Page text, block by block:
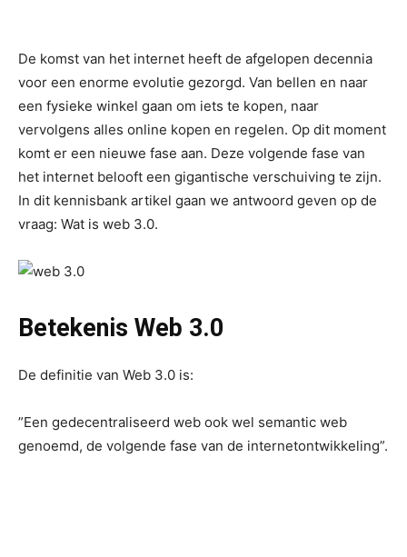
De komst van het internet heeft de afgelopen decennia
voor een enorme evolutie gezorgd. Van bellen en naar
een fysieke winkel gaan om iets te kopen, naar
vervolgens alles online kopen en regelen. Op dit moment
komt er een nieuwe fase aan. Deze volgende fase van
het internet belooft een gigantische verschuiving te zijn.
In dit kennisbank artikel gaan we antwoord geven op de
vraag: Wat is web 3.0.
Betekenis Web 3.0
De definitie van Web 3.0 is:
”Een gedecentraliseerd web ook wel semantic web
genoemd, de volgende fase van de internetontwikkeling”.